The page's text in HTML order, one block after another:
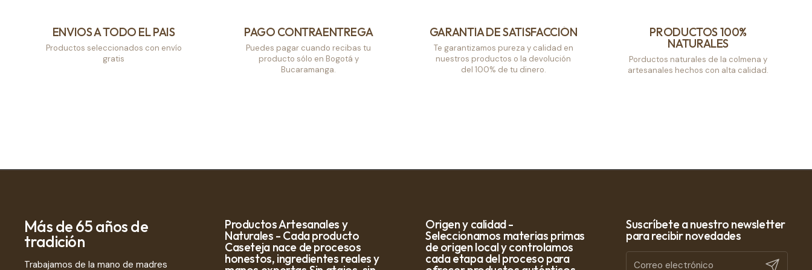
ENVIOS A TODO EL PAIS
Productos seleccionados con envío
gratis
PAGO CONTRAENTREGA
Puedes pagar cuando recibas tu
producto sólo en Bogotá y
Bucaramanga.
GARANTÍA DE SATISFACCIÓN
Te garantizamos pureza y calidad en
nuestros productos o la devolución
del 100% de tu dinero.
PRODUCTOS 100%
NATURALES
Porductos naturales de la colmena y
artesanales hechos con alta calidad.
Más de 65 años de
tradición
Trabajamos de la mano de madres
Productos Artesanales y
Naturales - Cada producto
Caseteja nace de procesos
honestos, ingredientes reales y
Origen y calidad -
Seleccionamos materias primas
de origen local y controlamos
cada etapa del proceso para
Suscríbete a nuestro newsletter
para recibir novedades